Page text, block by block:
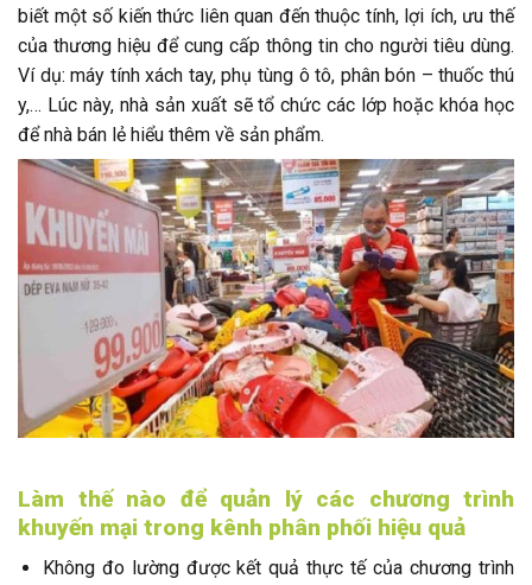
biết một số kiến thức liên quan đến thuộc tính, lợi ích, ưu thế
của thương hiệu để cung cấp thông tin cho người tiêu dùng.
Ví dụ: máy tính xách tay, phụ tùng ô tô, phân bón – thuốc thú
y,… Lúc này, nhà sản xuất sẽ tổ chức các lớp hoặc khóa học
để nhà bán lẻ hiểu thêm về sản phẩm.
Làm thế nào để quản lý các chương trình
khuyến mại trong kênh phân phối hiệu quả
Không đo lường được kết quả thực tế của chương trình